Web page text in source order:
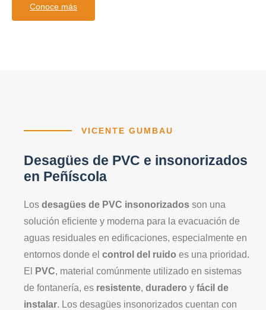
Conoce más
VICENTE GUMBAU
Desagües de PVC e insonorizados
en Peñíscola
Los desagües de PVC insonorizados son una
solución eficiente y moderna para la evacuación de
aguas residuales en edificaciones, especialmente en
entornos donde el control del ruido es una prioridad.
El
PVC, material comúnmente utilizado en sistemas
de fontanería, es resistente, duradero y fácil de
instalar. Los desagües insonorizados cuentan con